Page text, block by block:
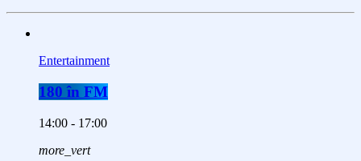
Entertainment
180 în FM
14:00 - 17:00
more_vert